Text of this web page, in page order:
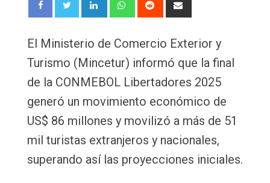
via
El Ministerio de Comercio Exterior y
Turismo (Mincetur) informó que la final
de la CONMEBOL Libertadores 2025
generó un movimiento económico de
US$ 86 millones y movilizó a más de 51
mil turistas extranjeros y nacionales,
superando así las proyecciones iniciales.